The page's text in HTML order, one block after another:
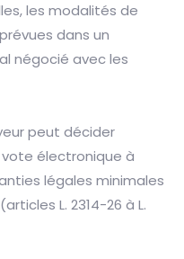
les modalités de
dans un
négocié avec les
peut décider
électronique à
légales minimales
L. 2314-26 à L.